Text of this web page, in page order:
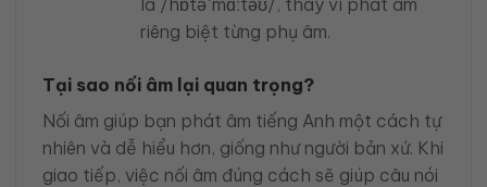
riêng biệt từng phụ âm.
Tại sao nối âm lại quan trọng?
Nối âm giúp bạn phát âm tiếng Anh một cách tự
nhiên và dễ hiểu hơn, giống như người bản xứ. Khi
giao tiếp, việc nối âm đúng cách sẽ giúp câu nói